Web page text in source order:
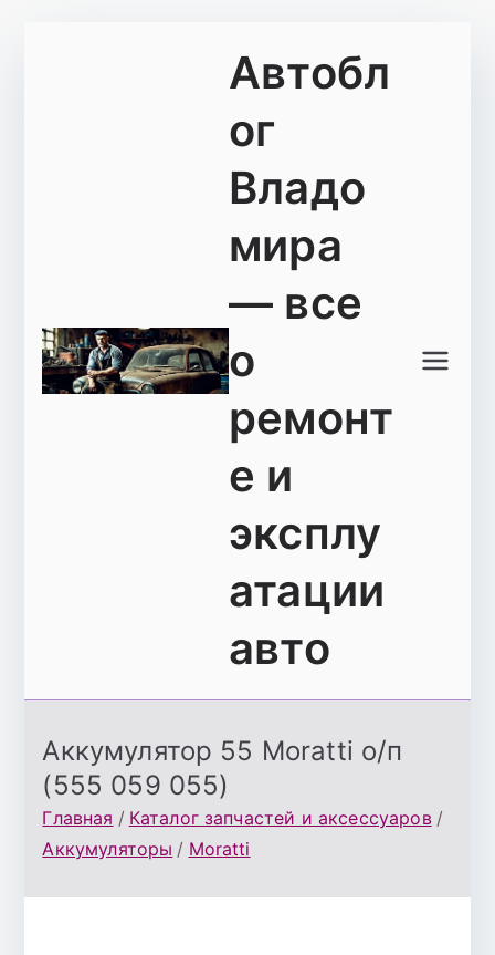
Автобл
ог
Владо
мира
— все
о
ремонт
е и
эксплу
атации
авто
Аккумулятор 55 Moratti о/п
(555 059 055)
Главная
Каталог запчастей и аксессуаров
Аккумуляторы
Moratti